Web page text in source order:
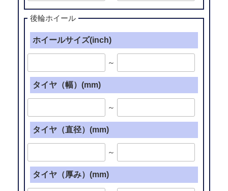
後輪ホイール
ホイールサイズ(inch)
～
タイヤ（幅）(mm)
～
タイヤ（直径）(mm)
～
タイヤ（厚み）(mm)